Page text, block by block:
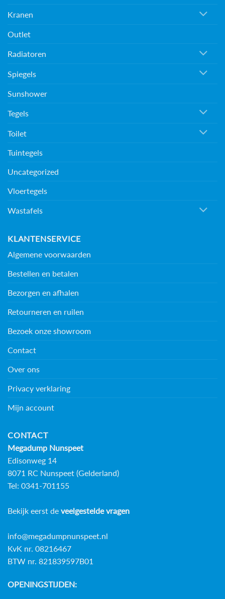
Kranen
Outlet
Radiatoren
Spiegels
Sunshower
Tegels
Toilet
Tuintegels
Uncategorized
Vloertegels
Wastafels
KLANTENSERVICE
Algemene voorwaarden
Bestellen en betalen
Bezorgen en afhalen
Retourneren en ruilen
Bezoek onze showroom
Contact
Over ons
Privacy verklaring
Mijn account
CONTACT
Megadump Nunspeet
Edisonweg 14
8071 RC Nunspeet (Gelderland)
Tel: 0341-701155
Bekijk eerst de veelgestelde vragen
info@megadumpnunspeet.nl
KvK nr. 08216467
BTW nr. 821839597B01
OPENINGSTIJDEN: